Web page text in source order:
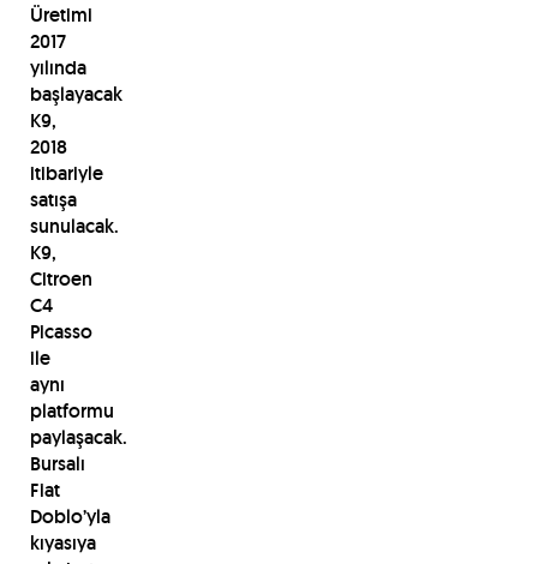
Üretimi
2017
yılında
başlayacak
K9,
2018
itibariyle
satışa
sunulacak.
K9,
Citroen
C4
Picasso
ile
aynı
platformu
paylaşacak.
Bursalı
Fiat
Doblo’yla
kıyasıya